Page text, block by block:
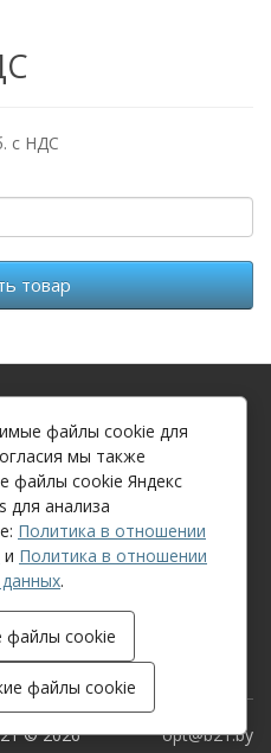
с НДС
товар
файлов cookie
персональных данных
© 2026 opt@b21.by
файлы cookie для
мы также
файлы cookie Яндекс
для анализа
Политика в отношении
и Политика в отношении
.
файлы cookie
файлы cookie